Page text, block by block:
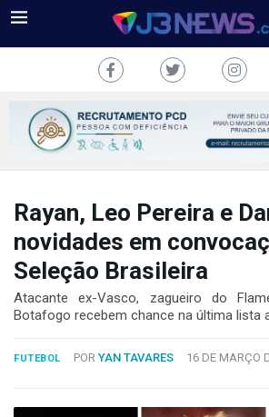
J3NEWS
TV
COLUNAS
2024
Rayan, Leo Pereira e
novidades em
Seleção Brasileira
Atacante ex-Vasco, zagueiro do
Botafogo recebem chance na última lista
FUTEBOL POR YAN TAVARES 16 DE MARÇO